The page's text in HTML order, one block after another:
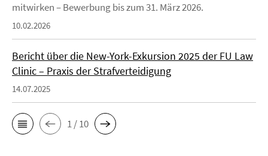
mitwirken – Bewerbung bis zum 31. März 2026.
10.02.2026
Bericht über die New-York-Exkursion 2025 der FU Law
Clinic – Praxis der Strafverteidigung
14.07.2025
1 / 10